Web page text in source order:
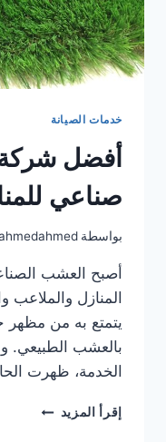
خدمات الصيانة
أفضل
صناعي
بواسطة
أصبح العشب
المنازل والملاعب
يتمتع به من مظهر
بالعشب الطبيعي.
الخدمة، ظهرت
إقرأ المزيد أفضل